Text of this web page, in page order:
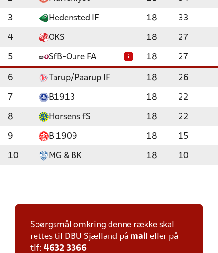
3 Hedensted IF 18 33
4 OKS 18 27
5 SfB-Oure FA i 18 27
6 Tarup/Paarup IF 18 26
7 B1913 18 22
8 Horsens fS 18 22
9 B 1909 18 15
10 MG & BK 18 10
Spørgsmål omkring denne række skal
rettes til DBU Sjælland på mail eller på
tlf: 4632 3366